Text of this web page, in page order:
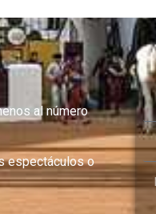
al número
espectáculos o